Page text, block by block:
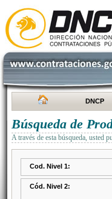
DNCP
Búsqueda de
A través de esta búsqueda, usted
Cod. Nivel 1:
Cód. Nivel 2: